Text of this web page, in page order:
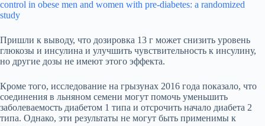
control in obese men and women with pre-diabetes: a randomized
study
Пришли к выводу, что дозировка 13 г может снизить уровень
глюкозы и инсулина и улучшить чувствительность к инсулину,
но другие дозы не имеют этого эффекта.
Кроме того, исследование на грызунах 2016 года показало, что
соединения в льняном семени могут помочь уменьшить
заболеваемость диабетом 1 типа и отсрочить начало диабета 2
типа. Однако, эти результаты не могут быть применимы к